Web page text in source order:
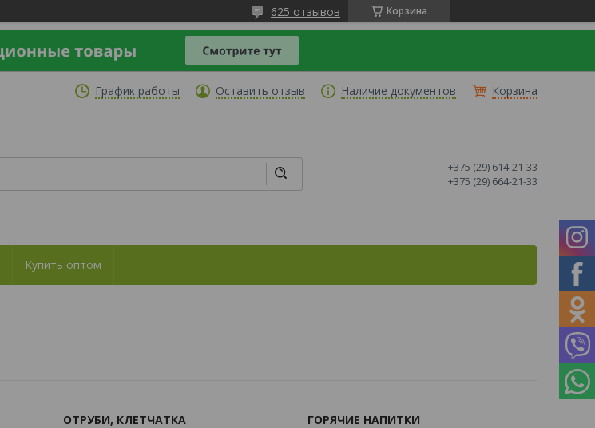
Корзина
625 отзывов
График работы Оставить отзыв Наличие документов Корзина
+375 (29) 614-21-33
+375 (29) 664-21-33
Купить оптом
ОТРУБИ, КЛЕТЧАТКА ГОРЯЧИЕ НАПИТКИ